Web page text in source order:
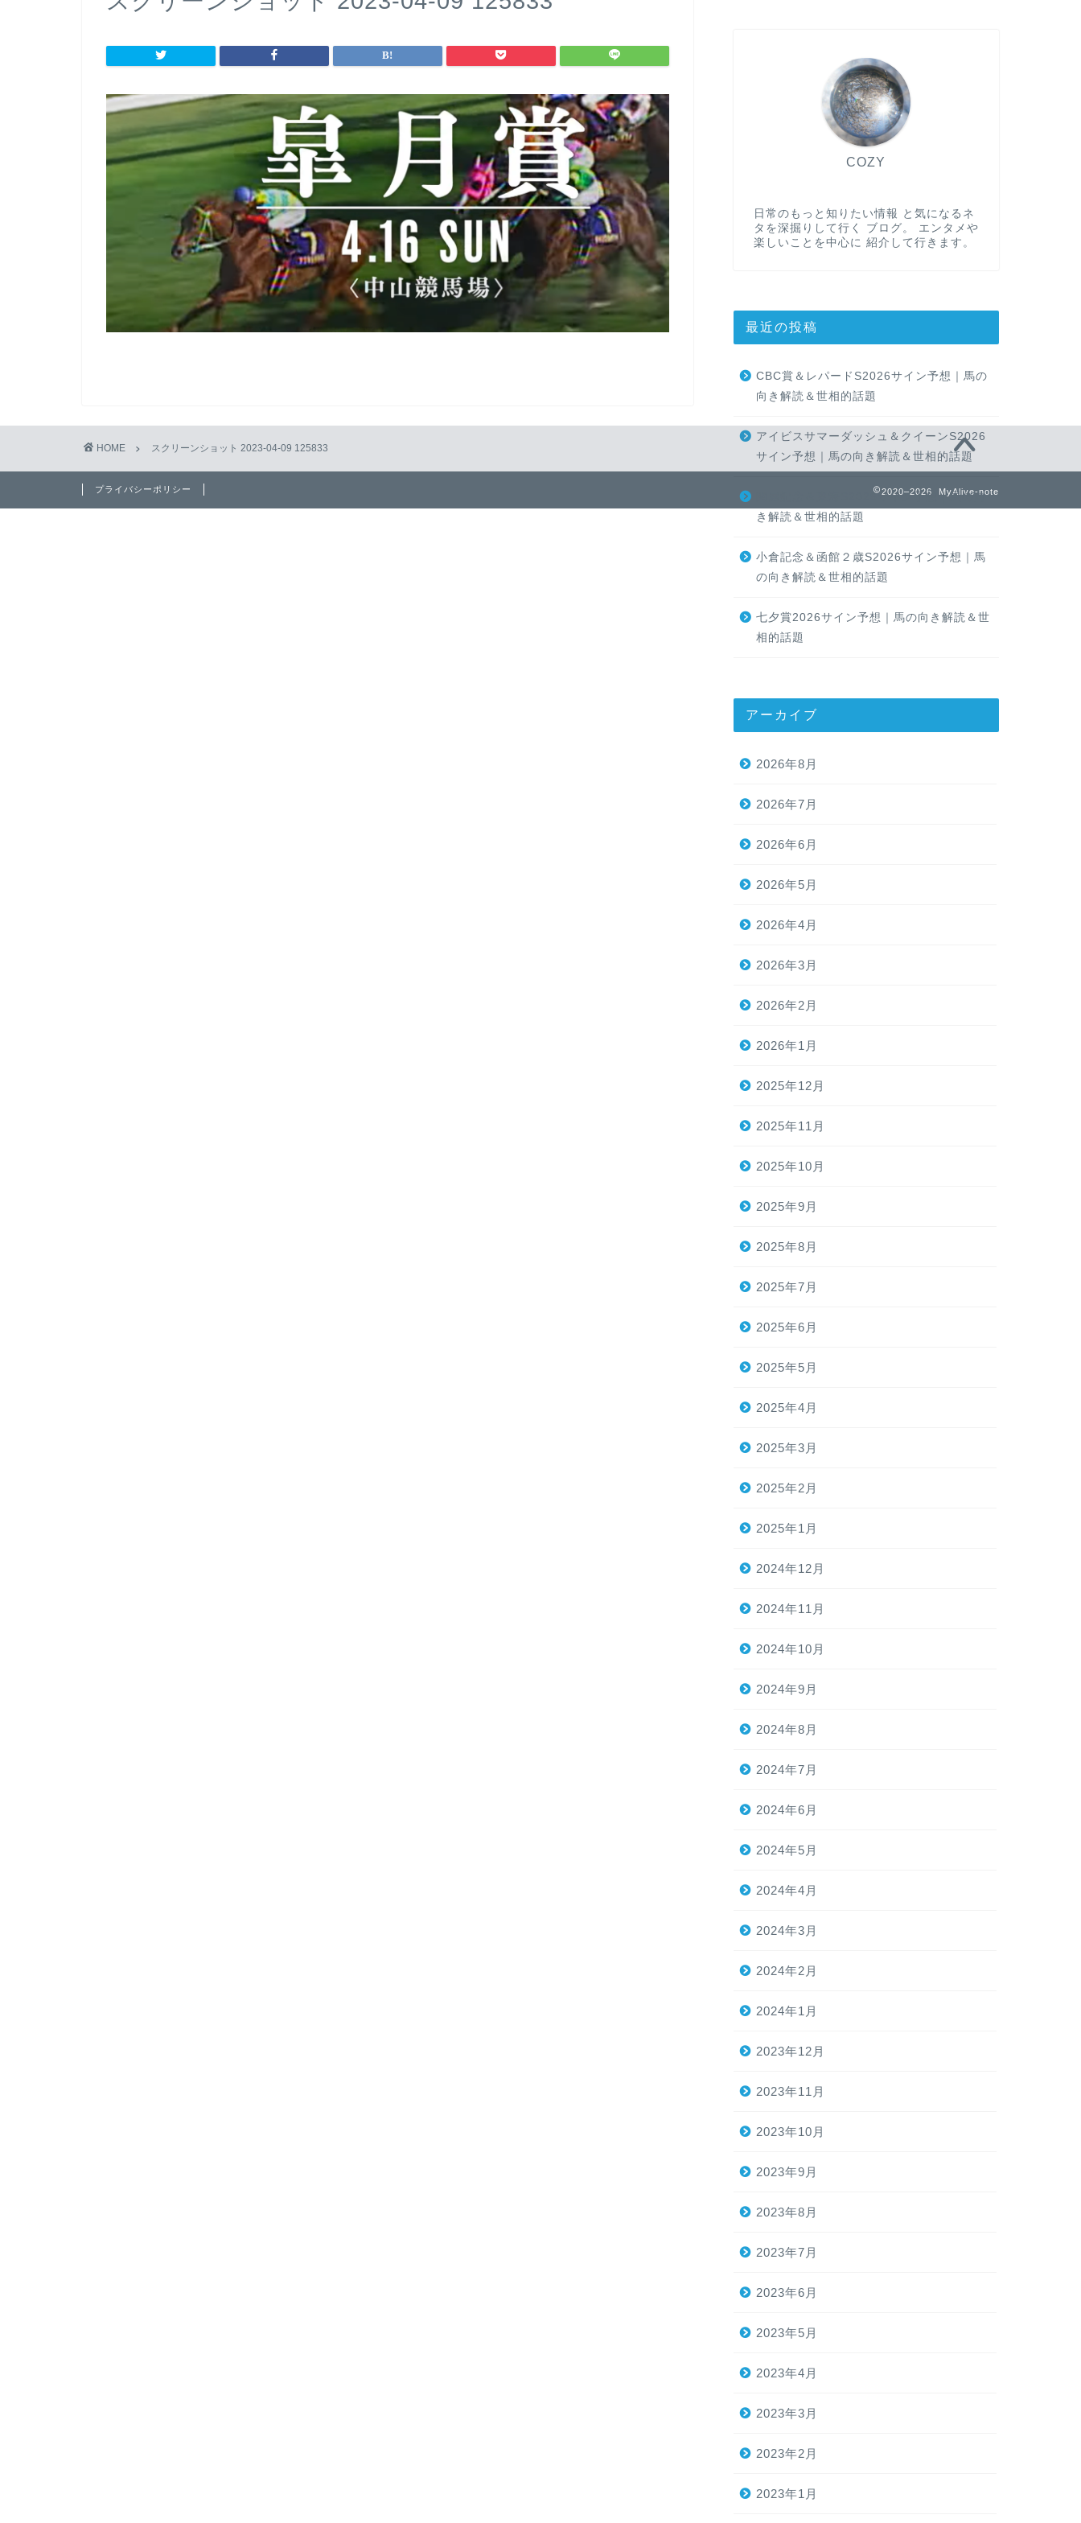
COZY
日常のもっと知りたい情報 と気になるネ
タを深掘りして行く ブログ。 エンタメや
楽しいことを中心に 紹介して行きます。
最近の投稿
CBC賞＆レパードS2026サイン予想｜馬の
向き解読＆世相的話題
アイビスサマーダッシュ＆クイーンS2026
サイン予想｜馬の向き解読＆世相的話題
関屋記念＆東海S2026サイン予想｜馬の向
き解読＆世相的話題
小倉記念＆函館２歳S2026サイン予想｜馬
の向き解読＆世相的話題
七夕賞2026サイン予想｜馬の向き解読＆世
相的話題
アーカイブ
2026年8月
2026年7月
2026年6月
2026年5月
2026年4月
2026年3月
2026年2月
2026年1月
2025年12月
2025年11月
2025年10月
2025年9月
2025年8月
2025年7月
2025年6月
2025年5月
2025年4月
2025年3月
2025年2月
2025年1月
2024年12月
2024年11月
2024年10月
2024年9月
2024年8月
2024年7月
2024年6月
2024年5月
2024年4月
2024年3月
2024年2月
2024年1月
2023年12月
2023年11月
2023年10月
2023年9月
2023年8月
2023年7月
2023年6月
2023年5月
2023年4月
2023年3月
2023年2月
2023年1月
HOME スクリーンショット 2023-04-09 125833
プライバシーポリシー 2020–2026 MyAlive-note